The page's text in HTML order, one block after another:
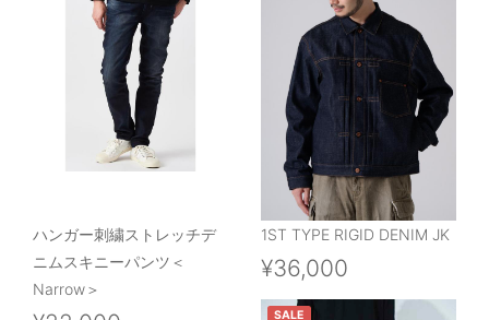
ハンガー刺繍ストレッチデ
ニムスキニーパンツ＜
Narrow＞
1ST TYPE RIGID DENIM JK
¥36,000
SALE